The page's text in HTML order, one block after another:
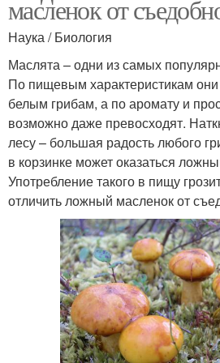
масленок от
Наука / Биология
Маслята – одни из самых
По пищевым характеристикам
белым грибам, а по аромату и
возможно даже превосходят.
лесу – большая радость любого
в корзинке может оказаться
Употребление такого в пищу
отличить ложный масленок от